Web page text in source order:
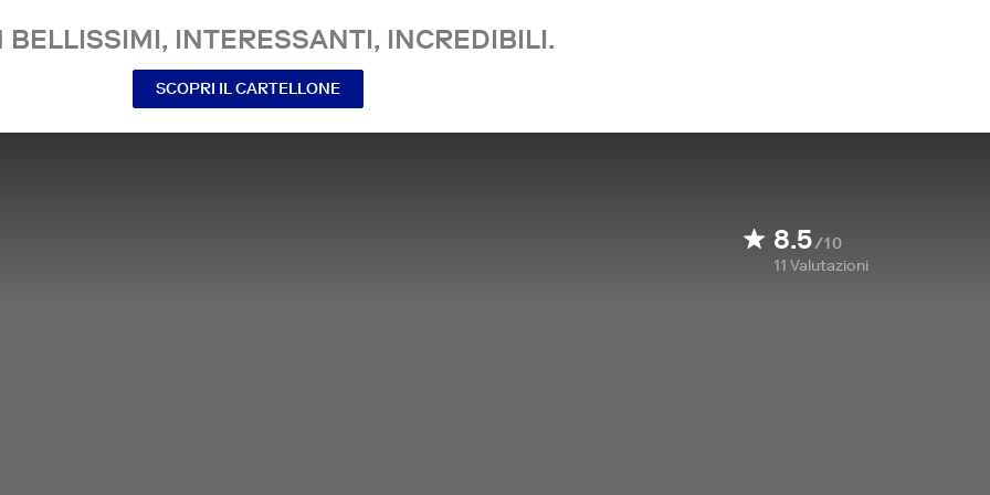
BELLISSIMI, INTERESSANTI, INCREDIBILI.
SCOPRI IL CARTELLONE
8.5/10
11 Valutazioni